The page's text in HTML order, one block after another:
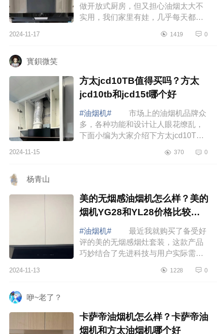
做开放式厨房，但又担心油烟太大不
实用，我们家里有娃，几乎每天都在
净，主要原因就是选择了吸力强大的
2024-11-17 1419 0
寳鋇微笑
方太jcd10TB值得买吗？方太
jcd10tb和jcd15t哪个好
#油烟机#
市场上的油烟机品牌众
多，各种功能和设计让人眼花缭乱，
下面小编为大家介绍下方太jcd10TB
好 方太jcd10TB值得买吗 这
2024-11-15 370 0
杨青山
美的无烟感油烟机怎么样？美的
烟机YG28和YL28价格比较哪
款性价比高
#油烟机#
最近我就购买了备受好
评的美的无烟感烟灶套装，这款产品
巧妙结合了先进科技与用户实际需
的健康担忧，下面小编为大家介绍下
2024-11-13 1228 0
咿~老了？
卡萨帝油烟机怎么样？卡萨帝油
烟机和方太油烟机哪个好